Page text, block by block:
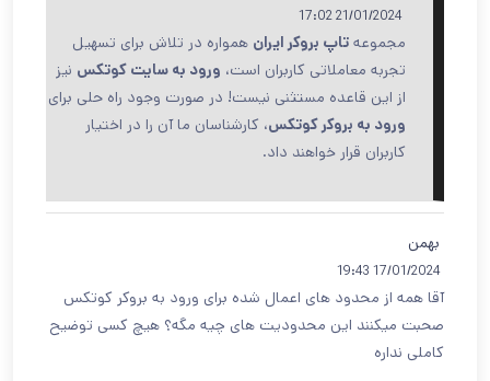
21/01/2024 17:02
مجموعه تاپ بروکر ایران همواره در تلاش برای تسهیل
تجربه معاملاتی کاربران است، ورود به سایت کوتکس نیز
از این قاعده مستثنی نیست! در صورت وجود راه حلی برای
ورود به بروکر کوتکس، کارشناسان ما آن را در اختیار
کاربران قرار خواهند داد.
بهمن
17/01/2024 19:43
آقا همه از محدود های اعمال شده برای ورود به بروکر کوتکس
صحبت میکنند این محدودیت های چیه مگه؟ هیچ کسی توضیح
کاملی نداره